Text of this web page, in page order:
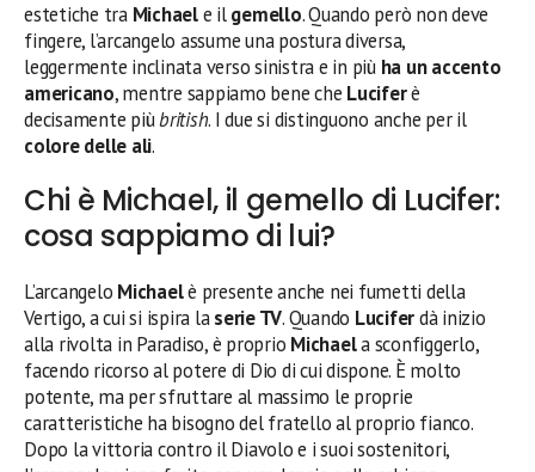
estetiche tra Michaele ilgemello. Quando però non deve
fingere, l’arcangelo assume una postura diversa,
leggermente inclinata verso sinistra e in più ha un accento
americano, mentre sappiamo bene che Luciferè
decisamente piùbritish. I due si distinguono anche per il
colore delle ali.
Chi è Michael, il gemello di Lucifer:
cosa sappiamo di lui?
L’arcangelo Michaelè presente anche nei fumetti della
Vertigo, a cui si ispira laserie TV. Quando Luciferdà inizio
alla rivolta in Paradiso, è proprio Michaela sconfiggerlo,
facendo ricorso al potere di Dio di cui dispone. È molto
potente, ma per sfruttare al massimo le proprie
caratteristiche ha bisogno del fratello al proprio fianco.
Dopo la vittoria contro il Diavolo e i suoi sostenitori,